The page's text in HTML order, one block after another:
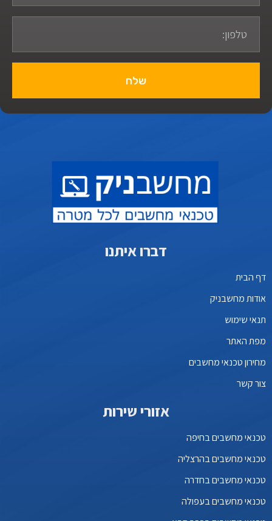
שלח
דברו איתנו
דף הבית
אודות מחשבניק
תנאי שימוש
מפת האתר
מחירון טכנאי מחשבים
צור קשר
אזורי שירות
טכנאי מחשבים בחיפה
טכנאי מחשבים בהרצליה
טכנאי מחשבים בחדרה
טכנאי מחשבים בעפולה